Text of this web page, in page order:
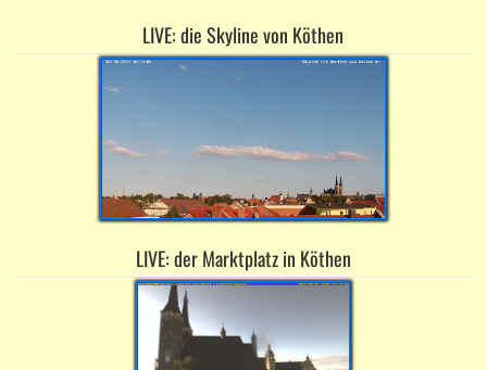
LIVE: die Skyline von Köthen
LIVE: der Marktplatz in Köthen